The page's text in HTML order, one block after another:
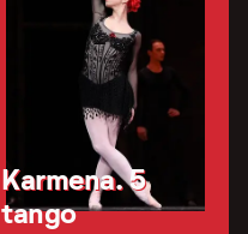
Karmena. 5
tango